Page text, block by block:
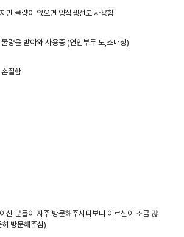
만 물량이 없으면 양식생선도 사용함
량을 받아와 사용중 (연안부두 도,소매상)
질함
신 분들이 자주 방문해주시다보니 어르신이 조금 많
방문해주심)